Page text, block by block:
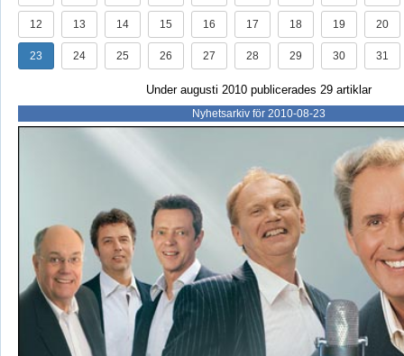
12 13 14 15 16 17 18 19 20
23 24 25 26 27 28 29 30 31
Under augusti 2010 publicerades 29 artiklar
Nyhetsarkiv för 2010-08-23